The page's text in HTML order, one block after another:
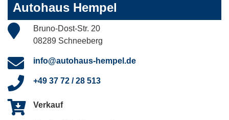
Autohaus Hempel
Bruno-Dost-Str. 20
08289 Schneeberg
info@autohaus-hempel.de
+49 37 72 / 28 513
Verkauf